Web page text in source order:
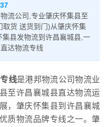
流公司,专业肇庆怀集县至
货 送货到门)从肇庆怀集
县发物流到许昌襄城县,一
达物流专线
线是港邦物流公司物流业
至许昌襄城县直达物流运
，肇庆怀集县到许昌襄城
质物流品牌专线之一。肇